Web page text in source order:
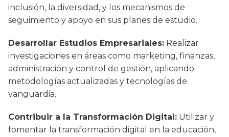
inclusión, la diversidad, y los mecanismos de
seguimiento y apoyo en sus planes de estudio.
Desarrollar Estudios Empresariales: Realizar
investigaciones en áreas como marketing, finanzas,
administración y control de gestión, aplicando
metodologías actualizadas y tecnologías de
vanguardia.
Contribuir a la Transformación Digital: Utilizar y
fomentar la transformación digital en la educación,